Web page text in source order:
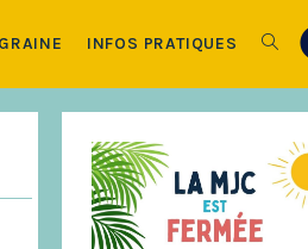
INFOS PRATIQUES Toggle
search